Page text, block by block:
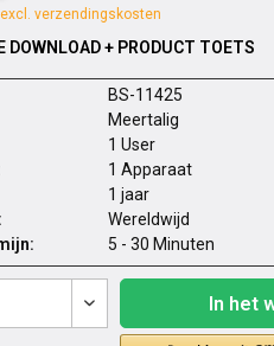
excl. verzendingskosten
DOWNLOAD + PRODUCT TOETS
BS-11425
Meertalig
1 User
1 Apparaat
1 jaar
Wereldwijd
5 - 30 Minuten
In het